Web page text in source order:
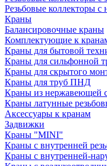
Резьбовые коллекторы с
Краны
Балансировочные краны
Комплектующие к
Краны для бытовой
Краны для сильфонной
Краны для скрытого
Краны для труб ПНД
Краны из нержавеющей
Краны латунные
Аксессуары к кранам
Задвижки
Краны "MINI"
Краны с внутренней
Краны с внутренней-